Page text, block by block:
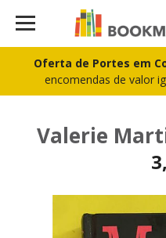
Oferta de Portes em
encomendas de valor
Valerie